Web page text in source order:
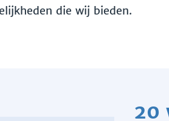
die wij bieden.
20